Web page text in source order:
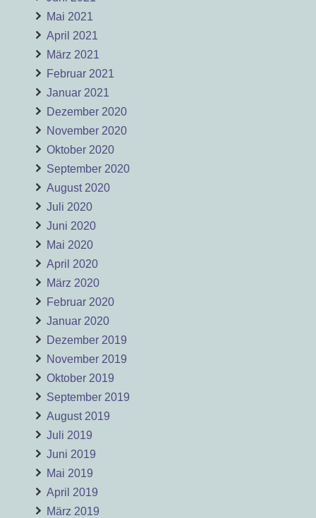
Mai 2021
April 2021
März 2021
Februar 2021
Januar 2021
Dezember 2020
November 2020
Oktober 2020
September 2020
August 2020
Juli 2020
Juni 2020
Mai 2020
April 2020
März 2020
Februar 2020
Januar 2020
Dezember 2019
November 2019
Oktober 2019
September 2019
August 2019
Juli 2019
Juni 2019
Mai 2019
April 2019
März 2019